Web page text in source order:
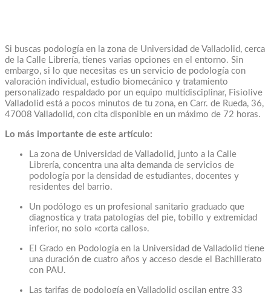
Si buscas podología en la zona de Universidad de Valladolid, cerca
de la Calle Librería, tienes varias opciones en el entorno. Sin
embargo, si lo que necesitas es un servicio de podología con
valoración individual, estudio biomecánico y tratamiento
personalizado respaldado por un equipo multidisciplinar, Fisiolive
Valladolid está a pocos minutos de tu zona, en Carr. de Rueda, 36,
47008 Valladolid, con cita disponible en un máximo de 72 horas.
Lo más importante de este artículo:
La zona de Universidad de Valladolid, junto a la Calle
Librería, concentra una alta demanda de servicios de
podología por la densidad de estudiantes, docentes y
residentes del barrio.
Un podólogo es un profesional sanitario graduado que
diagnostica y trata patologías del pie, tobillo y extremidad
inferior, no solo «corta callos».
El Grado en Podología en la Universidad de Valladolid tiene
una duración de cuatro años y acceso desde el Bachillerato
con PAU.
Las tarifas de podología en Valladolid oscilan entre 33